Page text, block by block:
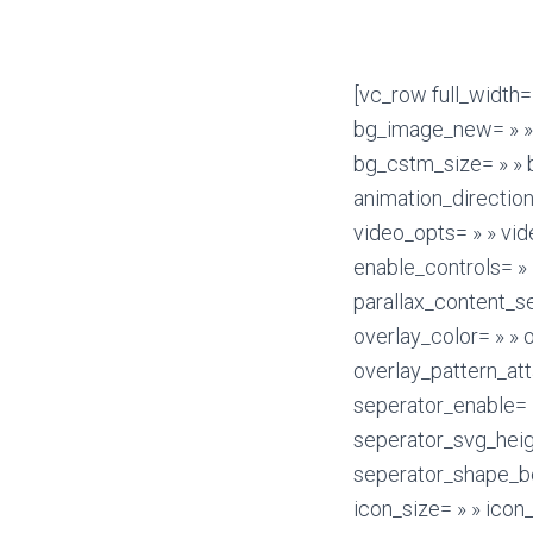
[vc_row full_width= » » parallax= » » parallax_image= » » bg_type= » » parallax_style= » » bg_image_new= » » layer_image= » » bg_image_repeat= » » bg_image_size= » » bg_cstm_size= » » bg_img_attach= » » parallax_sense= » » bg_image_posiiton= » » animation_direction= » » animation_repeat= » » video_url= » » video_url_2= » » u_video_url= » » video_opts= » » video_poster= » » u_start_time= » » u_stop_time= » » viewport_vdo= » » enable_controls= » » bg_override= » » disable_on_mobile_img_parallax= » » parallax_content= » » parallax_content_sense= » » fadeout_row= » » fadeout_start_effect= » » enable_overlay= » » overlay_color= » » overlay_pattern= » » overlay_pattern_opacity= » » overlay_pattern_size= » » overlay_pattern_attachment= » » multi_color_overlay= » » multi_color_overlay_opacity= » » seperator_enable= » » seperator_type= » » seperator_position= » » seperator_shape_size= » » seperator_svg_height= » » seperator_shape_background= » » seperator_shape_border= » » seperator_shape_border_color= » » seperator_shape_border_width= » » icon_type= » » icon= » » icon_size= » » icon_color= » » icon_style= » » icon_color_bg= » » icon_border_style= » » icon_color_border= » » icon_border_size= » » icon_border_radius= » » icon_border_spacing= » » icon_img= » » img_width= » » ult_hide_row= » » ult_hide_row_large_screen= » » ult_hide_row_desktop= » » ult_hide_row_tablet= » » ult_hide_row_tablet_small= » » ult_hide_row_mobile= » » ult_hide_row_mobile_large= » »][vc_column width= »1/6″][bsf-info-box icon_type= »custom » icon_img= »3345|http://www.frisbee.soccermontreal.org/wp-content/uploads/2015/10/null-41.jpg » img_width= »100″ icon_size= »32″ icon_color= »#333333″ icon_style= »none » icon_color_bg= »#ffffff » icon_color_border= »#333333″ icon_border_size= »1″ icon_border_radius= »500″ icon_border_spacing= »50″ title= »Product Launch ETA » read_more= »none » read_text= »Read More » hover_effect= »style_1″ pos= »top » title_font_size= »18″ title_font_line_height= »26″][/bsf-info-box][/vc_column][vc_column width= »1/6″][bsf-info-box icon_type= »custom » icon_img= »3346|http://